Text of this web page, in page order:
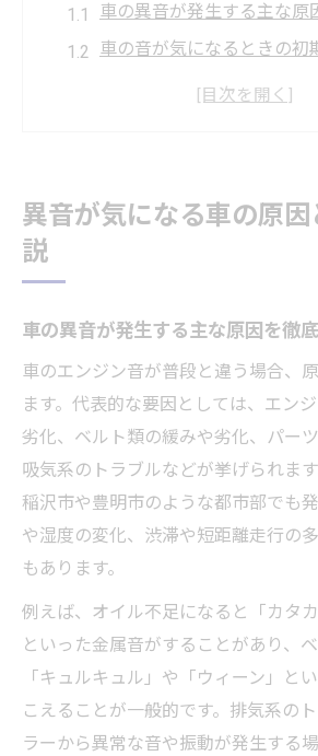
車の異音が発生する主な原
車の音が気になるときの初
車の異音発生時に慌てずで
車の音の違和感で疑うべき
車のエンジン音が変わると
分け
車の故障サインを音の種類
ツ
車の異常音が続く場合の修
車のガラガラ音を引き起
方
車の異音ごとに疑われる部
車の音からわかるベルト類
異音が気になる車の原
説
車の異音が発生する主な原因を徹
車のエンジン音が普段と違う場合、
ます。代表的な要因としては、エン
劣化、ベルト類の緩みや劣化、パー
吸気系のトラブルなどが挙げられま
稲沢市や豊明市のような都市部でも
や湿度の変化、渋滞や短距離走行の
もあります。
例えば、オイル不足になると「カタ
といった金属音がすることがあり、
「キュルキュル」や「ウィーン」と
こえることが一般的です。排気系の
ラーから異常な音や振動が発生する